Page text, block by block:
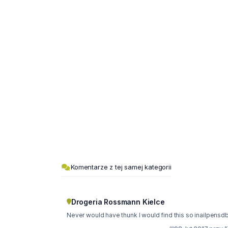
Komentarze z tej samej kategorii
Drogeria Rossmann Kielce
Never would have thunk I would find this so